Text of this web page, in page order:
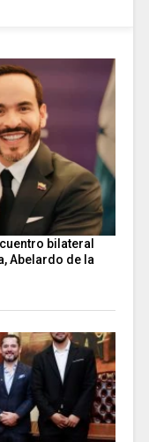
bilateral
Abelardo de la